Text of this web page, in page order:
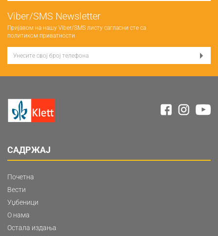
Viber/SMS Newsletter
Пријавом на нашу Viber/SMS листу сагласни сте са
политиком приватности
САДРЖАЈ
Почетна
Вести
Уџбеници
О нама
Остала издања